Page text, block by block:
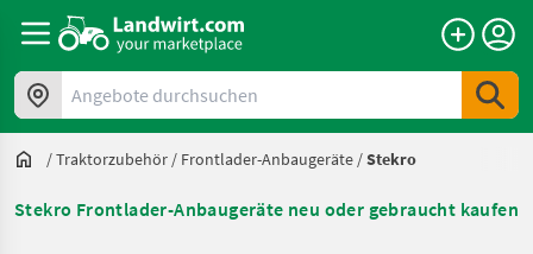
Angebote durchsuchen
/Traktorzubehör / Frontlader-Anbaugeräte /Stekro
Stekro Frontlader-Anbaugeräte neu oder gebraucht kaufen